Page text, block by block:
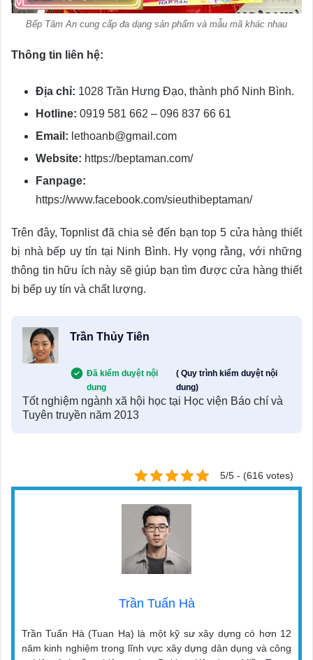
Bếp Tâm An cung cấp đa dạng sản phẩm và mẫu mã khác nhau
Thông tin liên hệ:
Địa chỉ: 1028 Trần Hưng Đạo, thành phố Ninh Bình.
Hotline: 0919 581 662 – 096 837 66 61
Email: lethoanb@gmail.com
Website: https://beptaman.com/
Fanpage:
https://www.facebook.com/sieuthibeptaman/
Trên đây, Topnlist đã chia sẻ đến bạn top 5 cửa hàng thiết
bị nhà bếp uy tín tại Ninh Bình. Hy vọng rằng, với những
thông tin hữu ích này sẽ giúp bạn tìm được cửa hàng thiết
bị bếp uy tín và chất lượng.
Trần Thủy Tiên
Đã kiểm duyệt nội
dung
( Quy trình kiểm duyệt nội
dung)
Tốt nghiệm ngành xã hội học tại Học viện Báo chí và
Tuyên truyền năm 2013
5/5 - (616 votes)
Trần Tuấn Hà
Trần Tuấn Hà (Tuan Ha) là một kỹ sư xây dựng có hơn 12
năm kinh nghiệm trong lĩnh vực xây dựng dân dụng và công